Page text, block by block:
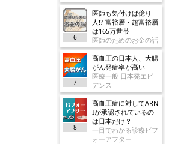
6
医師も気付けば億り
人!? 富裕層・超富裕層
は165万世帯
医師のためのお金の話
7
高血圧の日本人、大腸
がん発症率が高い
医療一般 日本発エビ
デンス
8
高血圧症に対してARN
Iが承認されているの
は日本だけ？
一目でわかる診療ビフ
ォーアフター